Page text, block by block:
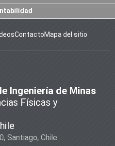
ContactoMapa del sitio
Ingeniería de Minas
Físicas y
Santiago, Chile